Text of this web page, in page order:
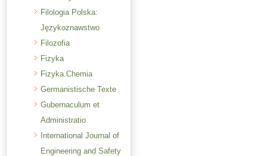
Filologia Polska:
Językoznawstwo
Filozofia
Fizyka
Fizyka.Chemia
Germanistische Texte
Gubernaculum et
Administratio
International Journal of
Engineering and Safety